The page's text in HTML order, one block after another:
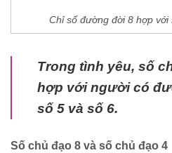
Chỉ số đường đời 8 hợp
Trong tình yêu, số
hợp với người có
số 5 và số 6.
Số chủ đạo 8 và số chủ đạo 4